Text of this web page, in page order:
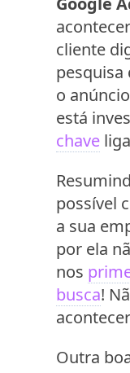
cliente
pesquisa
o
está
chave
possível
a sua
por ela
nos
busca!
Outra